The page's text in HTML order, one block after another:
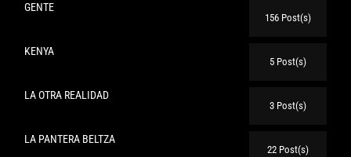
GENTE
156 Post(s)
KENYA
5 Post(s)
LA OTRA REALIDAD
3 Post(s)
LA PANTERA BELTZA
22 Post(s)